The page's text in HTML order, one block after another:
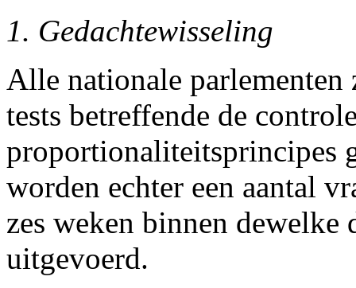
1. Gedachtewisseling
Alle nationale
tests betreffende de
proportionaliteitsprincipes
worden echter een aantal
zes weken binnen dewelke
uitgevoerd.